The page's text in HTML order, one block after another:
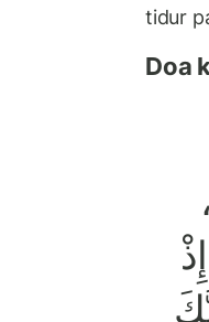
tidur
Doa